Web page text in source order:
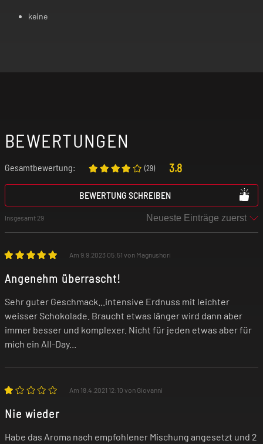
keine
BEWERTUNGEN
Gesamtbewertung: (29) 3.8
BEWERTUNG SCHREIBEN
Insgesamt 29
Am 9.9.2023 05:51 von Magnushori
Angenehm überrascht!
Sehr guter Geschmack...intensive Erdnuss mit leichter
weisser Schokolade. Braucht etwas länger wird dann aber
immer besser und komplexer. Nicht für jeden etwas aber für
mich ein All-Day...
Am 18.4.2021 12:10 von Giovanni
Nie wieder
Habe das Aroma nach empfohlener Mischung angesetzt und 2